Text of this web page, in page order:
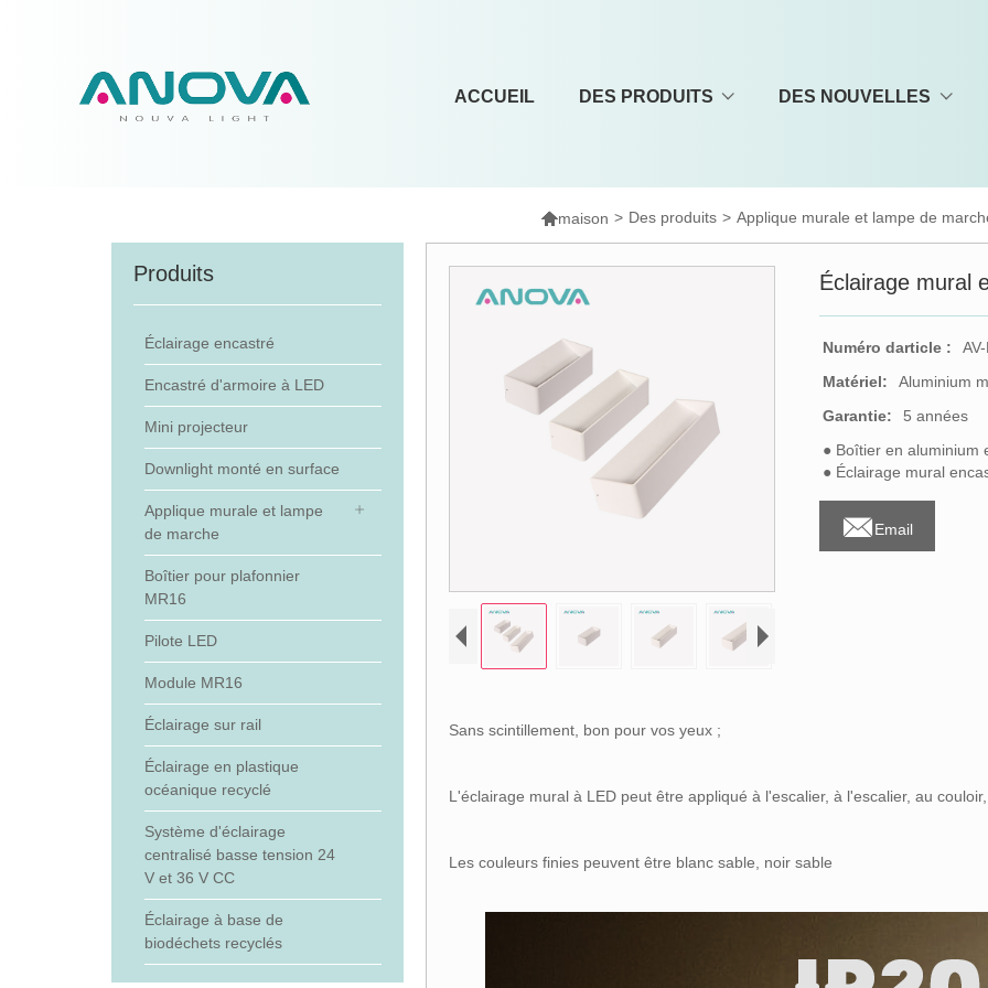
ACCUEIL DES PRODUITS DES NOUVELLES
maison > Des produits > Applique murale et lampe de
Produits
Éclairage encastré
Encastré d'armoire à LED
Mini projecteur
Downlight monté en surface
Applique murale et lampe
de marche
Boîtier pour plafonnier
MR16
Pilote LED
Module MR16
Éclairage sur rail
Éclairage en plastique
océanique recyclé
Système d'éclairage
centralisé basse tension 24
V et 36 V CC
Éclairage à base de
biodéchets recyclés
Éclairage mural
Numéro darticle :
Matériel:
Aluminium
Garantie:
5 années
● Boîtier en aluminium
● Éclairage mural
Email
Sans scintillement, bon pour vos yeux ;
L'éclairage mural à LED peut être appliqué à l'escalier, à l'escalier, au
Les couleurs finies peuvent être blanc sable, noir sable